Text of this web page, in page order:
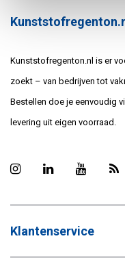
Kunststofregenton.nl is er
zoekt – van bedrijven tot
Bestellen doe je eenvoudig
levering uit eigen voorraad.
Klantenservice